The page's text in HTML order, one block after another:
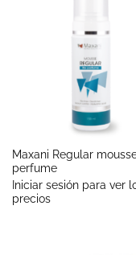
Maxani Regular
perfume
Iniciar sesión para ver
precios